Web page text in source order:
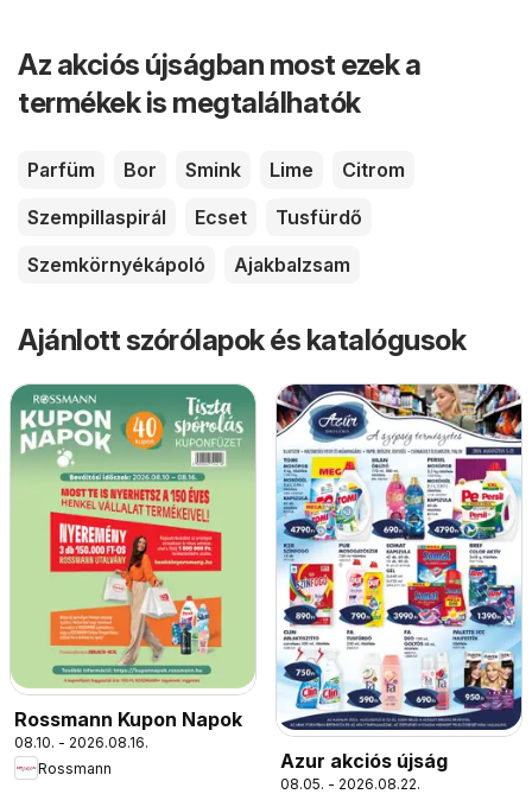
Az akciós újságban most ezek a
termékek is megtalálhatók
Parfüm Bor Smink Lime
Citrom
Szempillaspirál
Ecset
Tusfürdő
Szemkörnyékápoló
Ajakbalzsam
Ajánlott szórólapok és katalógusok
Rossmann Kupon Napok
08.10. - 2026.08.16.
Rossmann
Azur akciós újság
08.05. - 2026.08.22.